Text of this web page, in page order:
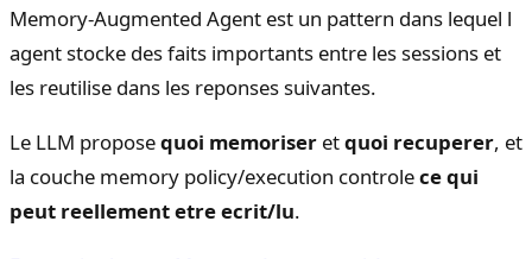
Memory-Augmented Agent est un pattern dans lequel l
agent stocke des faits importants entre les sessions et
les reutilise dans les reponses suivantes.
Le LLM proposequoi memoriser etquoi recuperer, et
la couche memory policy/execution controlece qui
peut reellement etre ecrit/lu.